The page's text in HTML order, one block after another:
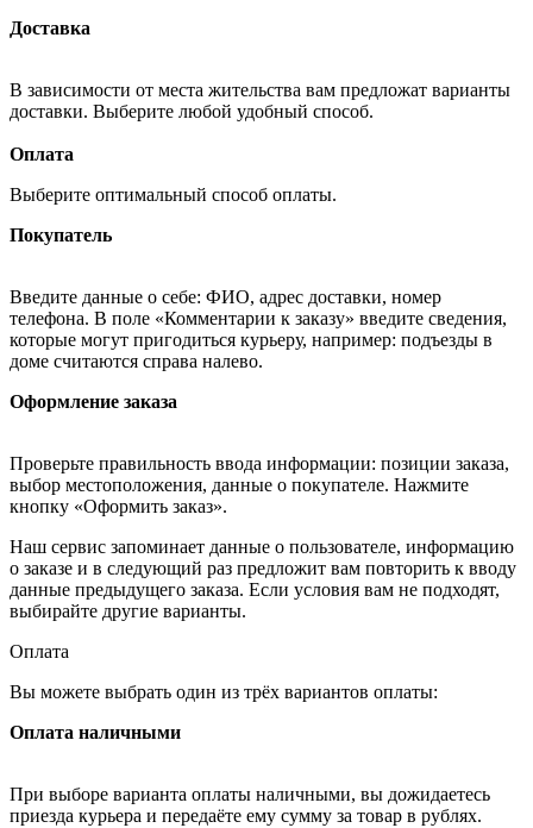
Доставка
В зависимости от места жительства вам предложат варианты
доставки. Выберите любой удобный способ.
Оплата
Выберите оптимальный способ оплаты.
Покупатель
Введите данные о себе: ФИО, адрес доставки, номер
телефона. В поле «Комментарии к заказу» введите сведения,
которые могут пригодиться курьеру, например: подъезды в
доме считаются справа налево.
Оформление заказа
Проверьте правильность ввода информации: позиции заказа,
выбор местоположения, данные о покупателе. Нажмите
кнопку «Оформить заказ».
Наш сервис запоминает данные о пользователе, информацию
о заказе и в следующий раз предложит вам повторить к вводу
данные предыдущего заказа. Если условия вам не подходят,
выбирайте другие варианты.
Оплата
Вы можете выбрать один из трёх вариантов оплаты:
Оплата наличными
При выборе варианта оплаты наличными, вы дожидаетесь
приезда курьера и передаёте ему сумму за товар в рублях.